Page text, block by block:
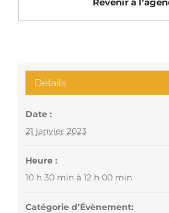
Détails
Date :
21 janvier 2023
Heure :
10 h 30 min à 12 h 00 min
Catégorie d’Évènement: